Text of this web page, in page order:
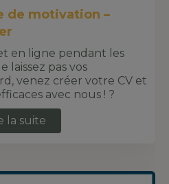
de motivation –
en ligne pendant les
laissez pas vos
venez créer votre CV et
avec nous ! ?
la suite